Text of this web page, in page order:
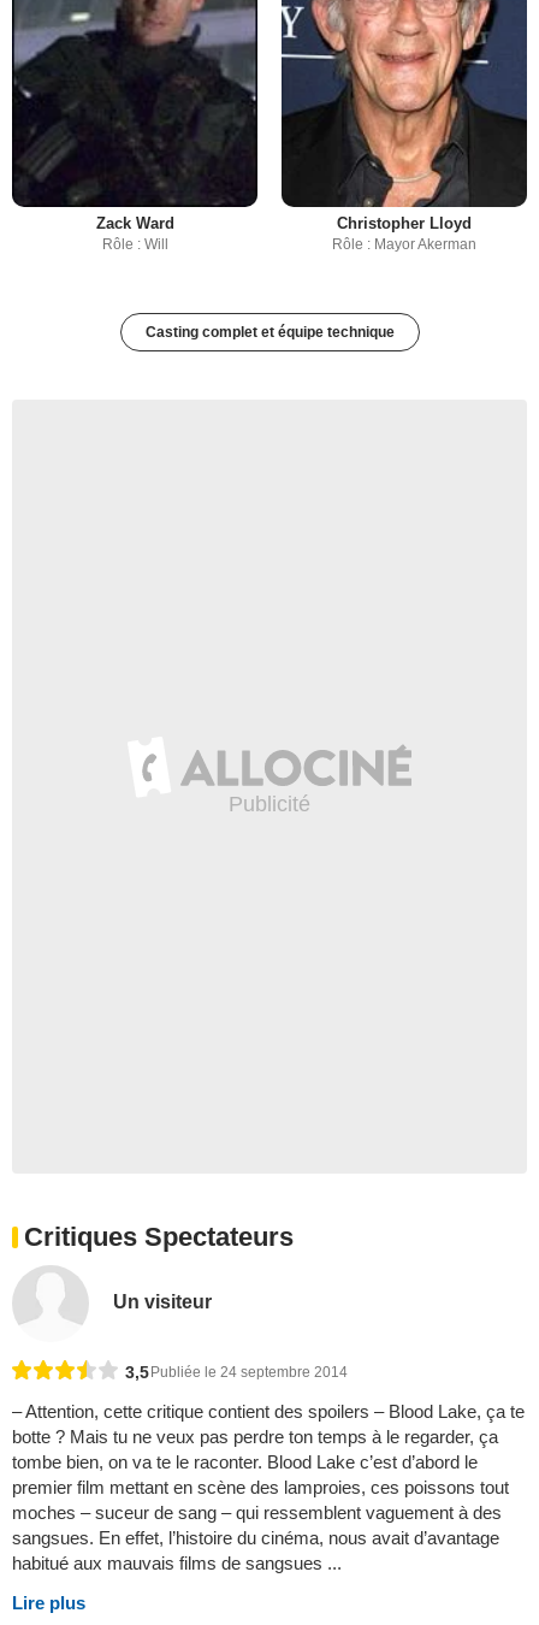
Zack Ward
Rôle : Will
Christopher Lloyd
Rôle : Mayor Akerman
Casting complet et équipe technique
Critiques Spectateurs
Un visiteur
3,5 Publiée le 24 septembre 2014
– Attention, cette critique contient des spoilers – Blood Lake, ça te
botte ? Mais tu ne veux pas perdre ton temps à le regarder, ça
tombe bien, on va te le raconter. Blood Lake c’est d’abord le
premier film mettant en scène des lamproies, ces poissons tout
moches – suceur de sang – qui ressemblent vaguement à des
sangsues. En effet, l’histoire du cinéma, nous avait d’avantage
habitué aux mauvais films de sangsues ...
Lire plus